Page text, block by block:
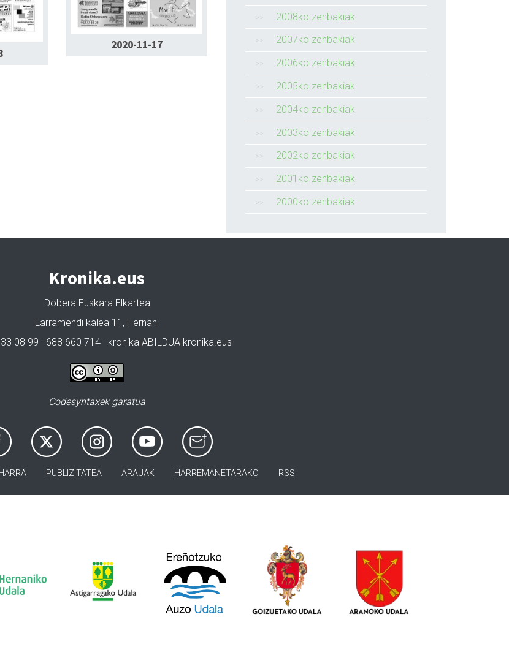
2020-11-17
2008ko zenbakiak
2007ko zenbakiak
2006ko zenbakiak
2005ko zenbakiak
2004ko zenbakiak
2003ko zenbakiak
2002ko zenbakiak
2001ko zenbakiak
2000ko zenbakiak
Kronika.eus
Dobera Euskara Elkartea
Larramendi kalea 11, Hernani
08 99 · 688 660 714 · kronika[ABILDUA]kronika.eus
Codesyntaxek garatua
PUBLIZITATEA ARAUAK HARREMANETARAKO RSS